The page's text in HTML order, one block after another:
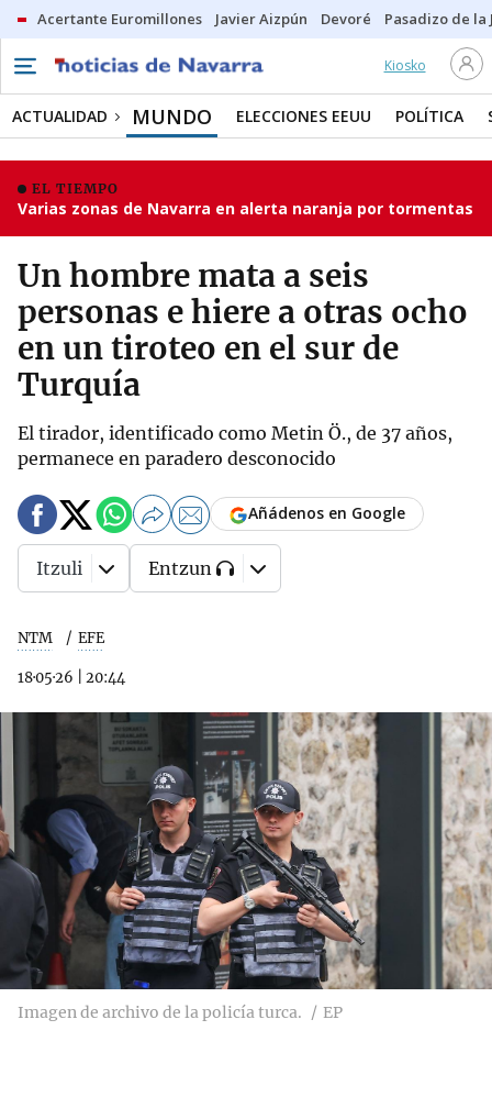
Acertante Euromillones Javier Aizpún Devoré Pasadizo de la
Kiosko
ACTUALIDAD MUNDO ELECCIONES EEUU POLÍTICA
EL TIEMPO
Varias zonas de Navarra en alerta naranja por tormentas
Un hombre mata a seis
personas e hiere a otras ocho
en un tiroteo en el sur de
Turquía
El tirador, identificado como Metin Ö., de 37 años,
permanece en paradero desconocido
NTM EFE
18·05·26 20:44
Añádenos en Google
Itzuli Entzun
Imagen de archivo de la policía turca. EP